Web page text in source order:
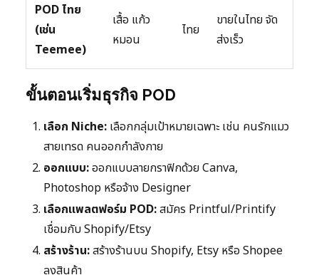
POD ไทย
(เช่น
Teemee)
เสื้อ แก้ว
หมอน
ไทย
ขายในไทย จัด
ส่งเร็ว
ขั้นตอนเริ่มธุรกิจ POD
เลือก Niche: เลือกกลุ่มเป้าหมายเฉพาะ เช่น คนรักแมว
สายเทรด คนออกกำลังกาย
ออกแบบ:ออกแบบลายกราฟิกด้วย Canva,
Photoshop หรือจ้าง Designer
เลือกแพลตฟอร์ม POD:สมัคร Printful/Printify
เชื่อมกับ Shopify/Etsy
สร้างร้าน:สร้างร้านบน Shopify, Etsy หรือ Shopee
ลงสินค้า